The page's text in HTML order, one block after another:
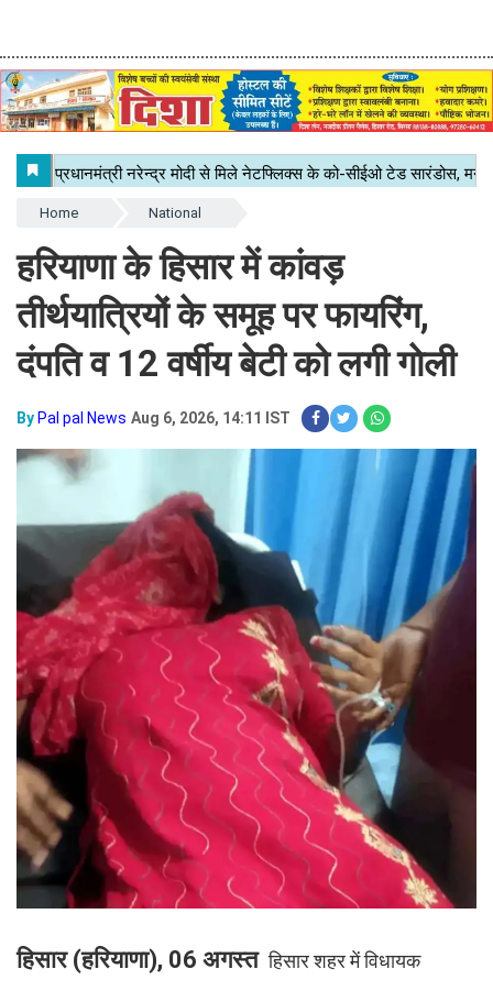
Home National
हरियाणा के हिसार में कांवड़
तीर्थयात्रियों के समूह पर फायरिंग,
दंपति व 12 वर्षीय बेटी को लगी गाेली
By Pal pal News Aug 6, 2026, 14:11 IST
हिसार (हरियाणा), 06 अगस्तहिसार शहर में विधायक